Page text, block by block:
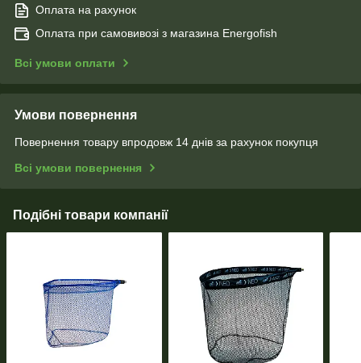
Оплата на рахунок
Оплата при самовивозі з магазина Energofish
Всі умови оплати
Умови повернення
Повернення товару впродовж 14 днів за рахунок покупця
Всі умови повернення
Подібні товари компанії